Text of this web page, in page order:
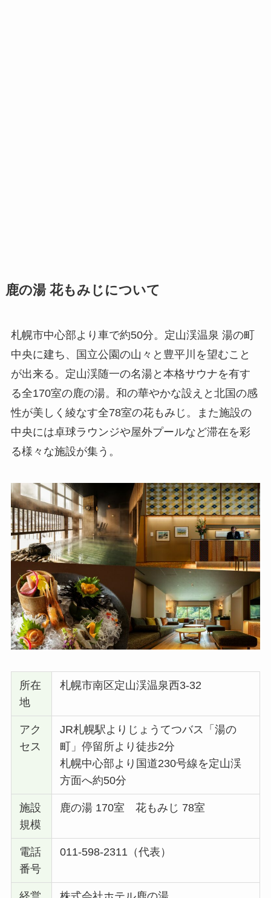
鹿の湯 花もみじについて
札幌市中心部より車で約50分。定山渓温泉 湯の町
中央に建ち、国立公園の山々と豊平川を望むこと
が出来る。定山渓随一の名湯と本格サウナを有す
る全170室の鹿の湯。和の華やかな設えと北国の感
性が美しく綾なす全78室の花もみじ。また施設の
中央には卓球ラウンジや屋外プールなど滞在を彩
る様々な施設が集う。
所在
地
札幌市南区定山渓温泉西3-32
アク
セス
JR札幌駅よりじょうてつバス「湯の
町」停留所より徒歩2分
札幌中心部より国道230号線を定山渓
方面へ約50分
施設
規模
鹿の湯 170室 花もみじ 78室
電話
番号
011-598-2311（代表）